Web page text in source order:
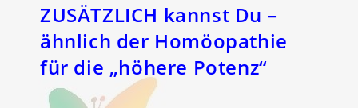
ZUSÄTZLICH kannst Du –
ähnlich der Homöopathie
für die „höhere Potenz“